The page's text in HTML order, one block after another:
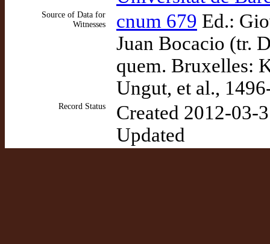
Source of Data for
Witnesses
cnum 679 Ed.:
Juan Bocacio (tr.
quem. Bruxelles:
Ungut, et al.,
Record Status
Created 2012-03-
Updated